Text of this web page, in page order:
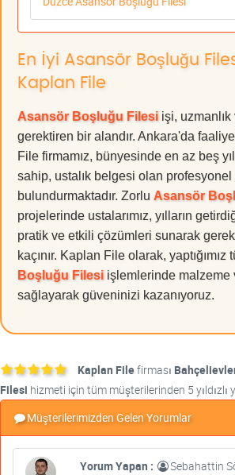
En İyi Asansör Boşluğu
Kaplan File
Asansör Boşluğu Filesi işi,
gerektiren bir alandır. Ankara'da
File firmamız, bünyesinde en az beş
sahip, ustalık belgesi olan
bulundurmaktadır. Zorlu Asansör
projelerinde ustalarımız, yılların
pratik ve etkili çözümleri sunarak
kaçınır. Kaplan File olarak, yaptığımız
Boşluğu Filesi işlemlerinde malzeme
sağlayarak güveninizi kazanıyoruz.
Kaplan Filefirması
Filesi hizmeti için tüm müşterilerinden 5 yıldızlı
Müşterilerimizden Gelen Yorumlar
Yorum Yapan :
Sebahattin